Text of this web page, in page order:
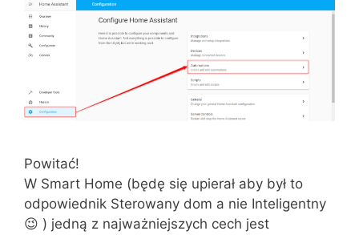
Powitać!
W Smart Home (będę się upierał aby był to
odpowiednik Sterowany dom a nie Inteligentny
😉 ) jedną z najważniejszych cech jest